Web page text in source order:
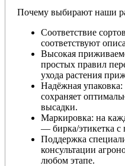
Почему выбирают наши
Соответствие
соответствуют
Высокая
простых правил
ухода растения
Надёжная
сохраняет
высадки.
Маркировка: на
— бирка/этикетка с
Поддержка
консультации
любом этапе.